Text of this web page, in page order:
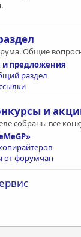
Общие
и предложения
раздел
и
собраны все
от форумчан